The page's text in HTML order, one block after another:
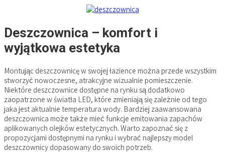
Deszczownica – komfort i
wyjątkowa estetyka
Montując deszczownicę w swojej łazience można przede wszystkim
stworzyć nowoczesne, atrakcyjne wizualnie pomieszczenie.
Niektóre deszczownice dostępne na rynku są dodatkowo
zaopatrzone w światła LED, które zmieniają się zależnie od tego
jaka jest aktualnie temperatura wody. Bardziej zaawansowana
deszczownica może także mieć funkcje emitowania zapachów
aplikowanych olejków estetycznych. Warto zapoznać się z
propozycjami dostępnymi na rynku i wybrać najlepszy model
deszczownicy dopasowany do swoich potrzeb.